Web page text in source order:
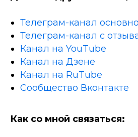
Телеграм-канал
Телеграм-канал с
Канал на YouTube
Канал на Дзене
Канал на RuTube
Сообщество Вконтакте
Как со мной связаться: